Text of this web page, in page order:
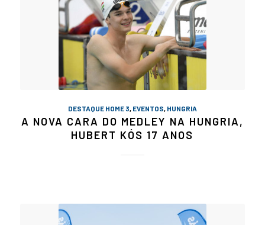
DESTAQUE HOME 3, EVENTOS, HUNGRIA
A NOVA CARA DO MEDLEY NA HUNGRIA,
HUBERT KÓS 17 ANOS